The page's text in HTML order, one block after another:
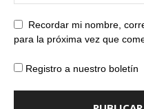
Recordar mi nombre,
para la próxima vez que
Registro a nuestro boletín